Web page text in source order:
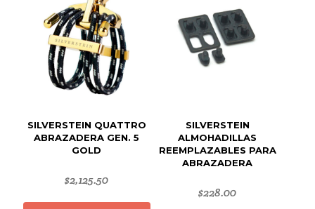
SILVERSTEIN QUATTRO
ABRAZADERA GEN. 5
GOLD
$2,125.50
Este
SILVERSTEIN
ALMOHADILLAS
REEMPLAZABLES PARA
ABRAZADERA
$228.00